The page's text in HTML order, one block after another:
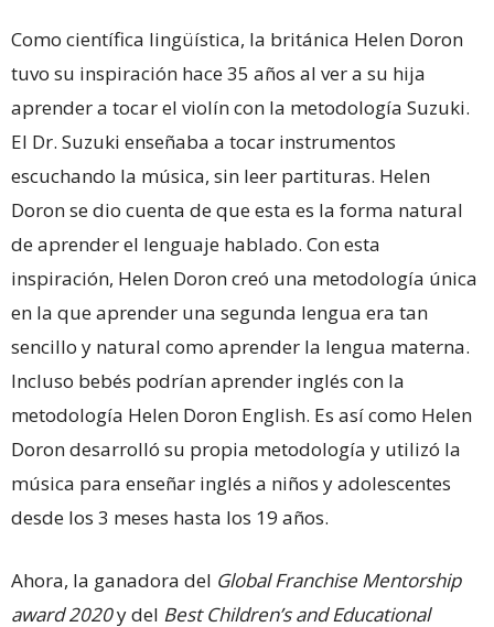
Como científica lingüística, la británica Helen Doron
tuvo su inspiración hace 35 años al ver a su hija
aprender a tocar el violín con la metodología Suzuki.
El Dr. Suzuki enseñaba a tocar instrumentos
escuchando la música, sin leer partituras. Helen
Doron se dio cuenta de que esta es la forma natural
de aprender el lenguaje hablado. Con esta
inspiración, Helen Doron creó una metodología única
en la que aprender una segunda lengua era tan
sencillo y natural como aprender la lengua materna.
Incluso bebés podrían aprender inglés con la
metodología Helen Doron English. Es así como Helen
Doron desarrolló su propia metodología y utilizó la
música para enseñar inglés a niños y adolescentes
desde los 3 meses hasta los 19 años.
Ahora, la ganadora del Global Franchise Mentorship
award 2020y del Best Children’s and Educational